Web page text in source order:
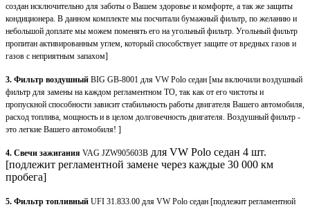
создан исключительно для заботы о Вашем здоровье и комфорте, а так же защиты
кондиционера. В данном комплекте мы посчитали бумажный фильтр, по желанию и
небольшой доплате мы можем поменять его на угольный фильтр. Угольный фильтр
пропитан активированным углем, который способствует защите от вредных газов и
газов с неприятным запахом]
3. Фильтр воздушный BIG GB-8001 для VW Polo седан [мы включили воздушный
фильтр для замены на каждом регламентном ТО, так как от его чистоты и
пропускной способности зависит стабильность работы двигателя Вашего автомобиля,
расход топлива, мощность и в целом долговечность двигателя. Воздушный фильтр -
это легкие Вашего автомобиля! ]
4. Свечи зажигания VAG JZW905603B для VW Polo седан 4 шт.
[подлежит регламентной замене через каждые 30 000 км
пробега]
5. Фильтр топливный UFI 31.833.00 для VW Polo седан [подлежит регламентной